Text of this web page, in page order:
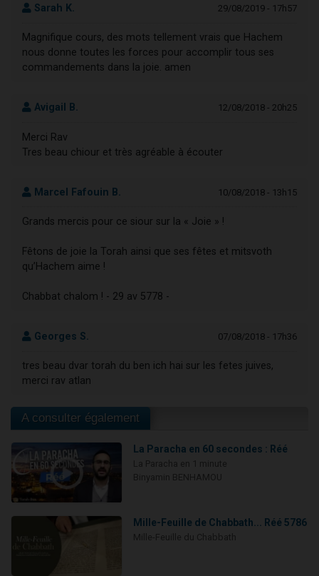
Sarah K. 29/08/2019 - 17h57
Magnifique cours, des mots tellement vrais que Hachem
nous donne toutes les forces pour accomplir tous ses
commandements dans la joie. amen
Avigail B. 12/08/2018 - 20h25
Merci Rav
Tres beau chiour et très agréable à écouter
Marcel Fafouin B. 10/08/2018 - 13h15
Grands mercis pour ce siour sur la « Joie » !
Fêtons de joie la Torah ainsi que ses fêtes et mitsvoth
qu’Hachem aime !
Chabbat chalom ! - 29 av 5778 -
Georges S. 07/08/2018 - 17h36
tres beau dvar torah du ben ich hai sur les fetes juives,
merci rav atlan
A consulter également
La Paracha en 60 secondes : Réé
Mille-Feuille de Chabbath... Réé 5786